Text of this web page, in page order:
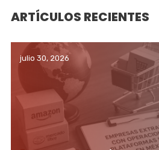
ARTÍCULOS RECIENTES
julio 30, 2026